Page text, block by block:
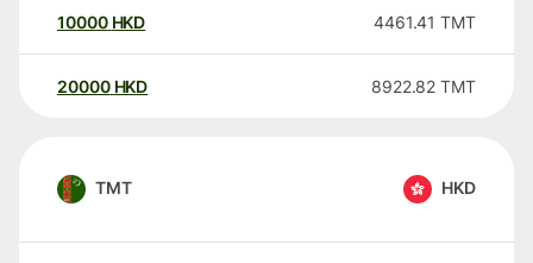
10000 HKD 4461.41 TMT
20000 HKD 8922.82 TMT
TMT HKD